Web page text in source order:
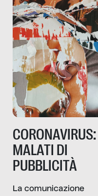
CORONAVIRUS:
MALATI DI
PUBBLICITÀ
La comunicazione